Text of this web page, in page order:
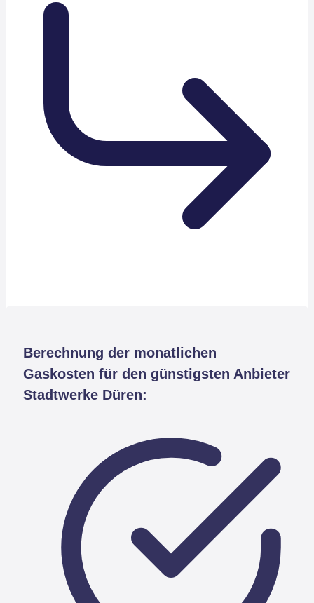
Berechnung der monatlichen
Gaskosten für den günstigsten Anbieter
Stadtwerke Düren: